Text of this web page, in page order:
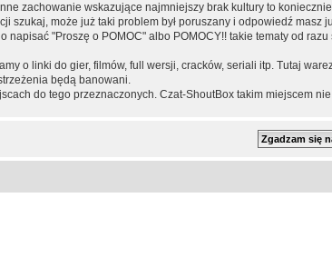
zachowanie wskazujące najmniejszy brak kultury to koniecznie
szukaj, może już taki problem był poruszany i odpowiedź
napisać "Proszę o POMOC" albo POMOCY!! takie tematy od
o linki do gier, filmów, full wersji, cracków, seriali itp. Tutaj
będą banowani.
do tego przeznaczonych. Czat-ShoutBox takim miejscem